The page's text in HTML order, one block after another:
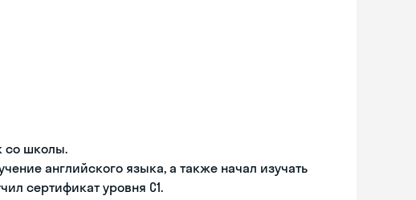
со школы.
английского языка, а также начал изучать
сертификат уровня С1.